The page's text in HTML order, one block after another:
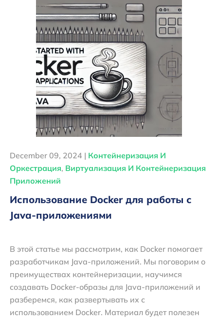
December 09, 2024 | Контейнеризация И
Оркестрация, Виртуализация И Контейнеризация
Приложений
Использование Docker для работы с
Java-приложениями
В этой статье мы рассмотрим, как Docker помогает
разработчикам Java-приложений. Мы поговорим о
преимуществах контейнеризации, научимся
создавать Docker-образы для Java-приложений и
разберемся, как развертывать их с
использованием Docker. Материал будет полезен